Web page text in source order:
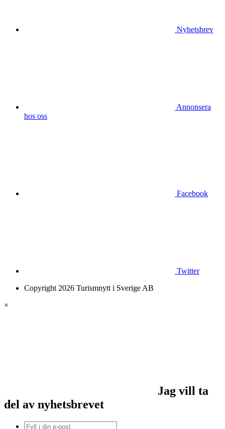
Nyhetsbrev
Annonsera
hos oss
Facebook
Twitter
Copyright 2026 Turismnytt i Sverige AB
×
Jag vill ta
del av nyhetsbrevet